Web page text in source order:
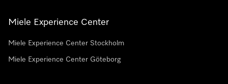
Miele Experience Center
Miele Experience Center Stockholm
Miele Experience Center Göteborg